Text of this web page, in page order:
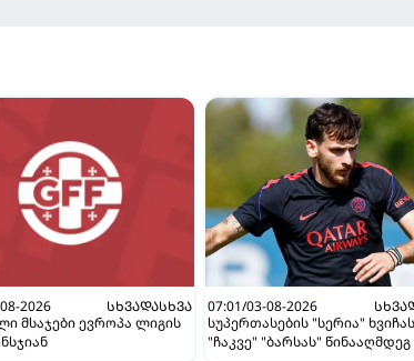
2026
ᲡᲮᲕᲐᲓᲐᲡᲮᲕᲐ
მსაჯები ევროპა ლიგის
07:01/03-08-2026
სუპერთასების "სერია"
"ჩაკვე" "ბარსას"